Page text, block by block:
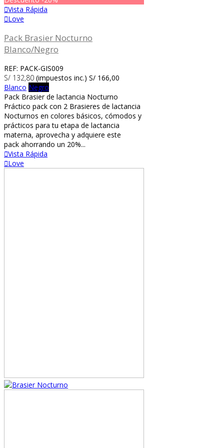
Vista Rápida
Love
Pack Brasier Nocturno
Blanco/Negro
REF: PACK-GIS009
S/ 132,80 (impuestos inc.) S/ 166,00
Blanco Negro
Pack Brasier de lactancia Nocturno
Práctico pack con 2 Brasieres de lactancia
Nocturnos en colores básicos, cómodos y
prácticos para tu etapa de lactancia
materna, aprovecha y adquiere este
pack ahorrando un 20%...
Vista Rápida
Love